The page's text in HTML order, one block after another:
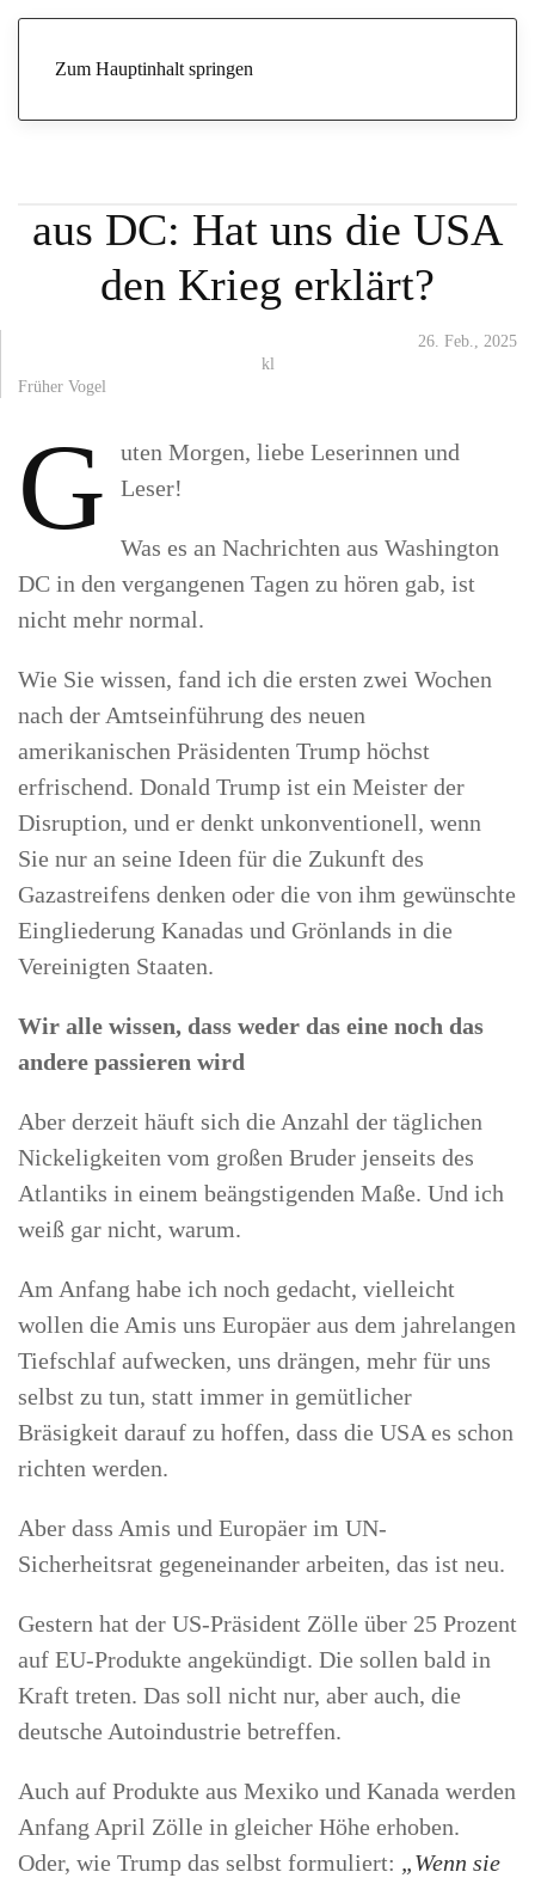
Zum Hauptinhalt springen
Hat uns die USA den Krieg erklärt?
aus DC: Hat uns die USA
den Krieg erklärt?
26. Feb., 2025
kl
Früher Vogel
G
uten Morgen, liebe Leserinnen und
Leser!
Was es an Nachrichten aus Washington
DC in den vergangenen Tagen zu hören gab, ist
nicht mehr normal.
Wie Sie wissen, fand ich die ersten zwei Wochen
nach der Amtseinführung des neuen
amerikanischen Präsidenten Trump höchst
erfrischend. Donald Trump ist ein Meister der
Disruption, und er denkt unkonventionell, wenn
Sie nur an seine Ideen für die Zukunft des
Gazastreifens denken oder die von ihm gewünschte
Eingliederung Kanadas und Grönlands in die
Vereinigten Staaten.
Wir alle wissen, dass weder das eine noch das
andere passieren wird
Aber derzeit häuft sich die Anzahl der täglichen
Nickeligkeiten vom großen Bruder jenseits des
Atlantiks in einem beängstigenden Maße. Und ich
weiß gar nicht, warum.
Am Anfang habe ich noch gedacht, vielleicht
wollen die Amis uns Europäer aus dem jahrelangen
Tiefschlaf aufwecken, uns drängen, mehr für uns
selbst zu tun, statt immer in gemütlicher
Bräsigkeit darauf zu hoffen, dass die USA es schon
richten werden.
Aber dass Amis und Europäer im UN-
Sicherheitsrat gegeneinander arbeiten, das ist neu.
Gestern hat der US-Präsident Zölle über 25 Prozent
auf EU-Produkte angekündigt. Die sollen bald in
Kraft treten. Das soll nicht nur, aber auch, die
deutsche Autoindustrie betreffen.
Auch auf Produkte aus Mexiko und Kanada werden
Anfang April Zölle in gleicher Höhe erhoben.
Oder, wie Trump das selbst formuliert: „Wenn sie